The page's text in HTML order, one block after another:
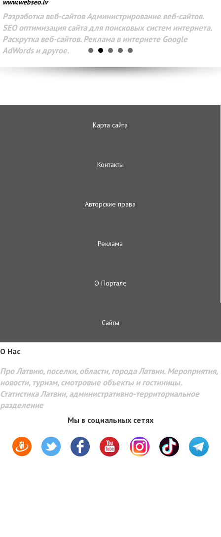
www.webseo.lv
Разработка веб-сайтов Администрирование веб-сайтов.
SEO оптимизация сайта для поисковых систем интернета.
Раскрутка веб-сайтов. Реклама в интернете Google
AdWords и другое.
Карта сайта
Контакты
Авторские права
Реклама
О Портале
Сайты
O Hac
Про Латвию, поселки, области, города Латвии. Мероприятия,
новости, туризм, смотровые объекты и гостиницы.
Статистика Латвии, административно-территориальное
разделение
Мы в социальных сетях